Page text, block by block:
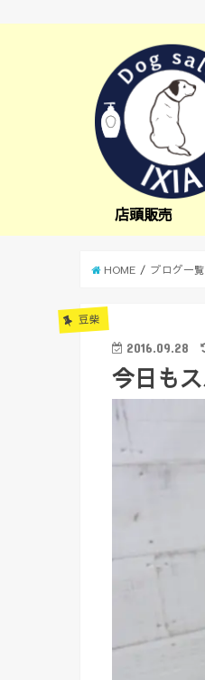
店頭販売
HOME ブログ一覧
豆柴
2016.09.28
今日も